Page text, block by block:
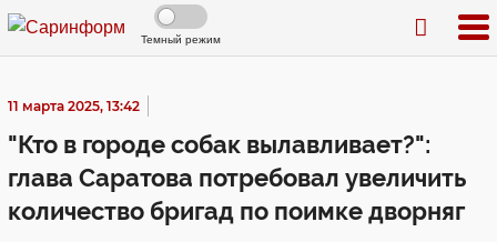
Темный режим
11 марта 2025, 13:42
"Кто в городе собак вылавливает?":
глава Саратова потребовал увеличить
количество бригад по поимке дворняг